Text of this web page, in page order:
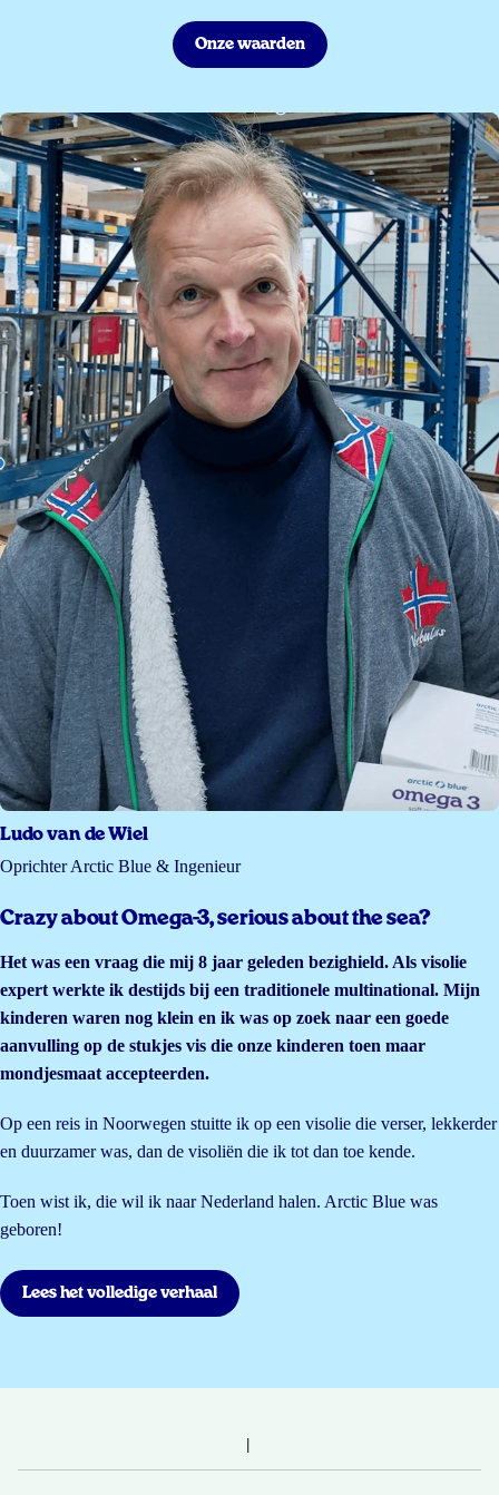
Onze waarden
Ludo van de Wiel
Oprichter Arctic Blue & Ingenieur
Crazy about Omega-3, serious about the sea?
Het was een vraag die mij 8 jaar geleden bezighield. Als visolie
expert werkte ik destijds bij een traditionele multinational. Mijn
kinderen waren nog klein en ik was op zoek naar een goede
aanvulling op de stukjes vis die onze kinderen toen maar
mondjesmaat accepteerden.
Op een reis in Noorwegen stuitte ik op een visolie die verser, lekkerder
en duurzamer was, dan de visoliën die ik tot dan toe kende.
Toen wist ik, die wil ik naar Nederland halen. Arctic Blue was
geboren!
Lees het volledige verhaal